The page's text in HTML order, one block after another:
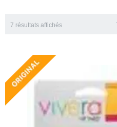
7 résultats affichés